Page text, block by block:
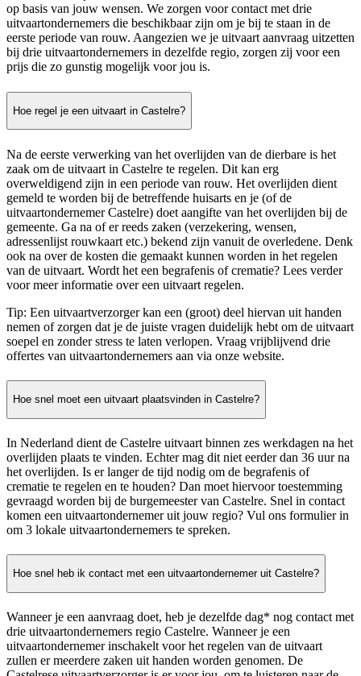
op basis van jouw wensen. We zorgen voor contact met drie
uitvaartondernemers die beschikbaar zijn om je bij te staan in de
eerste periode van rouw. Aangezien we je uitvaart aanvraag uitzetten
bij drie uitvaartondernemers in dezelfde regio, zorgen zij voor een
prijs die zo gunstig mogelijk voor jou is.
Hoe regel je een uitvaart in Castelre?
Na de eerste verwerking van het overlijden van de dierbare is het
zaak om de uitvaart in Castelre te regelen. Dit kan erg
overweldigend zijn in een periode van rouw. Het overlijden dient
gemeld te worden bij de betreffende huisarts en je (of de
uitvaartondernemer Castelre) doet aangifte van het overlijden bij de
gemeente. Ga na of er reeds zaken (verzekering, wensen,
adressenlijst rouwkaart etc.) bekend zijn vanuit de overledene. Denk
ook na over de kosten die gemaakt kunnen worden in het regelen
van de uitvaart. Wordt het een begrafenis of crematie? Lees verder
voor meer informatie over een uitvaart regelen.
Tip: Een uitvaartverzorger kan een (groot) deel hiervan uit handen
nemen of zorgen dat je de juiste vragen duidelijk hebt om de uitvaart
soepel en zonder stress te laten verlopen. Vraag vrijblijvend drie
offertes van uitvaartondernemers aan via onze website.
Hoe snel moet een uitvaart plaatsvinden in Castelre?
In Nederland dient de Castelre uitvaart binnen zes werkdagen na het
overlijden plaats te vinden. Echter mag dit niet eerder dan 36 uur na
het overlijden. Is er langer de tijd nodig om de begrafenis of
crematie te regelen en te houden? Dan moet hiervoor toestemming
gevraagd worden bij de burgemeester van Castelre. Snel in contact
komen een uitvaartondernemer uit jouw regio? Vul ons formulier in
om 3 lokale uitvaartondernemers te spreken.
Hoe snel heb ik contact met een uitvaartondernemer uit Castelre?
Wanneer je een aanvraag doet, heb je dezelfde dag* nog contact met
drie uitvaartondernemers regio Castelre. Wanneer je een
uitvaartondernemer inschakelt voor het regelen van de uitvaart
zullen er meerdere zaken uit handen worden genomen. De